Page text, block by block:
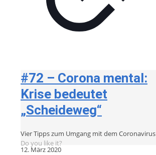
#72 – Corona mental:
Krise bedeutet
„Scheideweg“
Vier Tipps zum Umgang mit dem Coronavirus
Do you like it?
12. März 2020